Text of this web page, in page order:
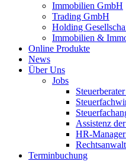
Immobilien GmbH
Trading GmbH
Holding
Immobilien &
Online Produkte
News
Über Uns
Jobs
Assistenz
HR-
Terminbuchung